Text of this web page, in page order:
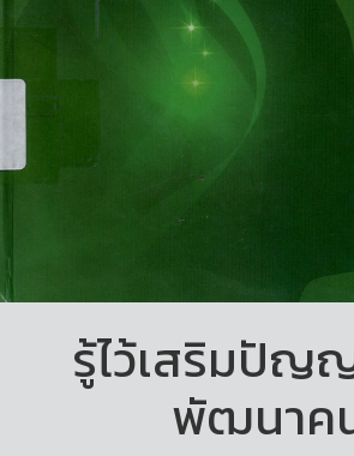
รู้ไว้เสริมปัญ
พัฒนาค